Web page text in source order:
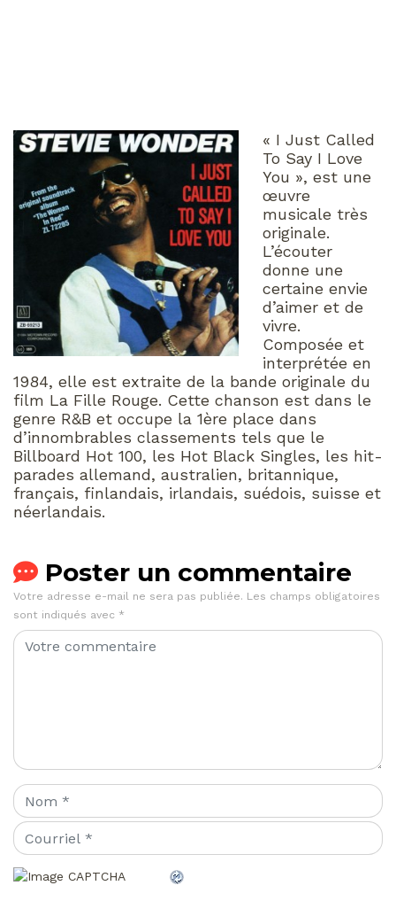
« I Just Called
To Say I Love
You », est une
œuvre
musicale très
originale.
L’écouter
donne une
certaine envie
d’aimer et de
vivre.
Composée et
interprétée en
1984, elle est extraite de la bande originale du
film La Fille Rouge. Cette chanson est dans le
genre R&B et occupe la 1ère place dans
d’innombrables classements tels que le
Billboard Hot 100, les Hot Black Singles, les hit-
parades allemand, australien, britannique,
français, finlandais, irlandais, suédois, suisse et
néerlandais.
Poster un commentaire
Votre adresse e-mail ne sera pas publiée. Les champs obligatoires
sont indiqués avec *